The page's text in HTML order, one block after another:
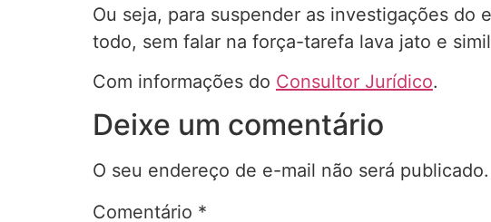
Ou seja, para suspender as investigações do
todo, sem falar na força-tarefa lava jato e
Com informações do Consultor Jurídico.
Deixe um comentário
O seu endereço de e-mail não será publicado.
Comentário *